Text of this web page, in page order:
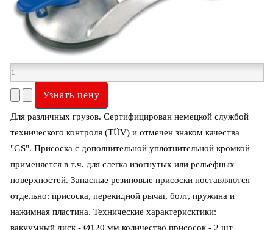
Для различных грузов. Сертифицирован немецкой службой
технического контроля (TÜV) и отмечен знаком качества
"GS". Присоска с дополнительной уплотнительной кромкой
применяется в т.ч. для слегка изогнутых или рельефных
поверхностей. Запасные резиновые присоски поставляются
отдельно: присоска, перекидной рычаг, болт, пружина и
нажимная пластина. Технические характерисктики:
вакуумный диск - Ø120 мм количество присосок - 2 шт